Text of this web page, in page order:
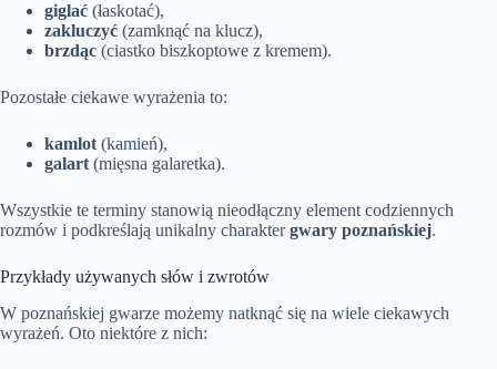
giglać (łaskotać),
zakluczyć (zamknąć na klucz),
brzdąc (ciastko biszkoptowe z kremem).
Pozostałe ciekawe wyrażenia to:
kamlot (kamień),
galart (mięsna galaretka).
Wszystkie te terminy stanowią nieodłączny element codziennych
rozmów i podkreślają unikalny charaktergwary poznańskiej.
Przykłady używanych słów i zwrotów
W poznańskiej gwarze możemy natknąć się na wiele ciekawych
wyrażeń. Oto niektóre z nich: